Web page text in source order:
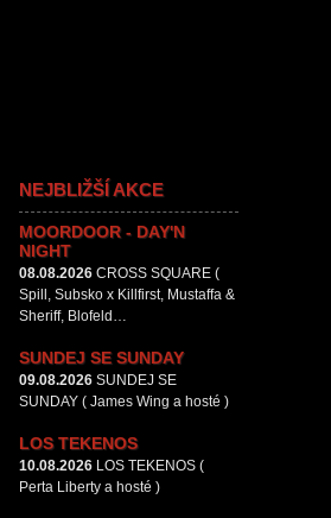
NEJBLIŽŠÍ AKCE
MOORDOOR - DAY'N
NIGHT
08.08.2026 CROSS SQUARE (
Spill, Subsko x Killfirst, Mustaffa &
Sheriff, Blofeld…
SUNDEJ SE SUNDAY
09.08.2026 SUNDEJ SE
SUNDAY ( James Wing a hosté )
LOS TEKENOS
10.08.2026 LOS TEKENOS (
Perta Liberty a hosté )